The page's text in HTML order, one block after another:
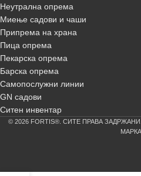
Неутрална опрема
Миење садови и чаши
Припрема на храна
Пица опрема
Пекарска опрема
Барска опрема
Самопослужни линии
GN садови
Ситен инвентар
© 2026 FORTIS®. СИТЕ ПРАВА
МАРКА.